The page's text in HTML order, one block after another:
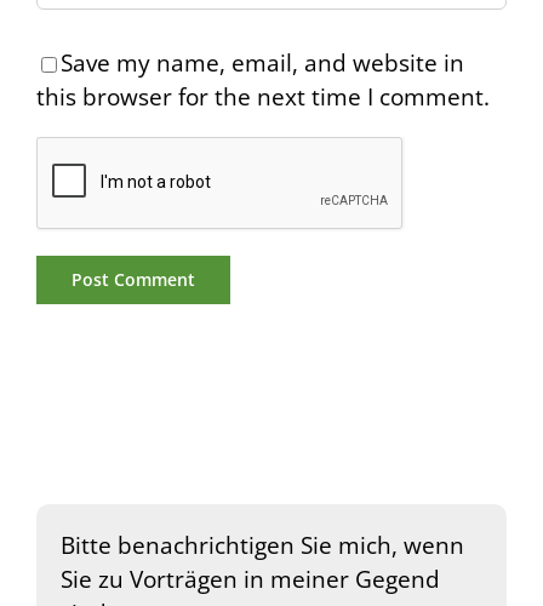
Save my name, email, and website in
this browser for the next time I comment.
Bitte benachrichtigen Sie mich, wenn
Sie zu Vorträgen in meiner Gegend